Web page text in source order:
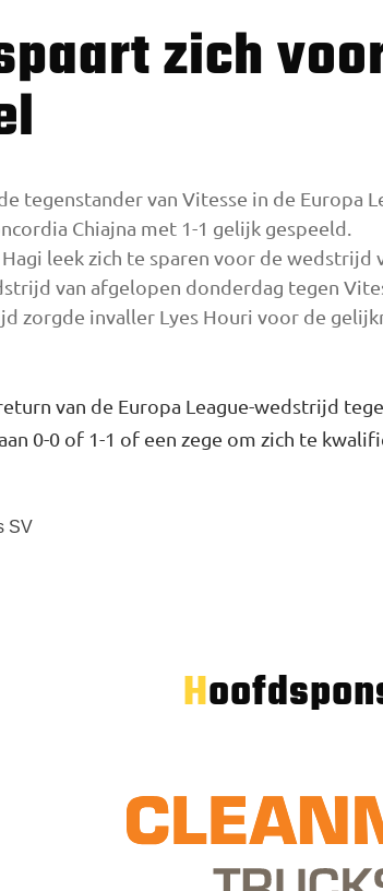
tegenstander van Vitesse in de Europa
Chiajna met 1-1 gelijk gespeeld.
leek zich te sparen voor de
van afgelopen donderdag tegen
zorgde invaller Lyes Houri voor de
van de Europa League-wedstrijd
0-0 of 1-1 of een zege om zich te
SV